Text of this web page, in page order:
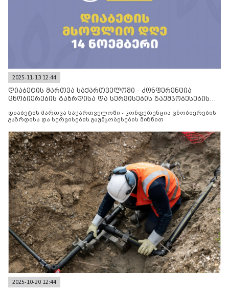
2025-11-13 12:44
დიაბეტის მართვა საქართველოში - კონფერენცია
ცნობიერების გაზრდისა და სერვისების გაუმჯობესების
დიაბეტის მართვა საქართველოში - კონფერენცია ცნობიერების
გაზრდისა და სერვისების გაუმჯობესების მიზნით
2025-10-20 12:44